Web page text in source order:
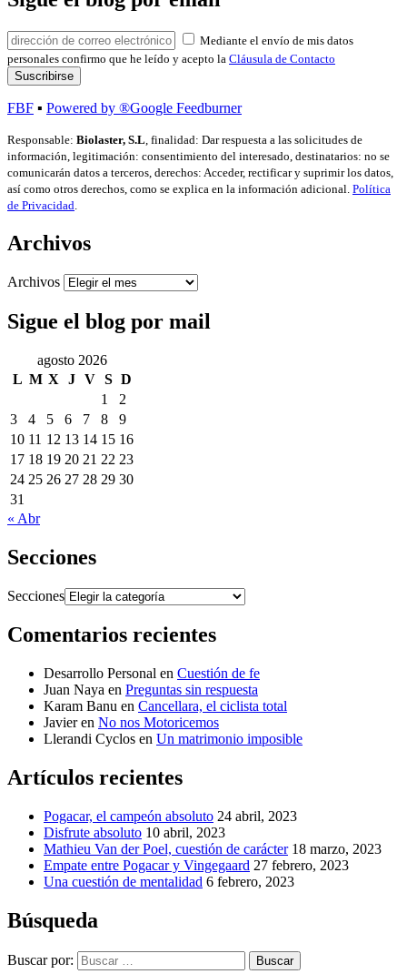
Mediante el envío de mis datos
personales confirmo que he leído y acepto la Cláusula de Contacto
FBF ▪ Powered by ®Google Feedburner
Responsable: Biolaster, S.L, finalidad: Dar respuesta a las solicitudes de
información, legitimación: consentimiento del interesado, destinatarios: no se
comunicarán datos a terceros, derechos: Acceder, rectificar y suprimir los datos,
así como otros derechos, como se explica en la información adicional. Política
de Privacidad.
Archivos
Archivos
Sigue el blog por mail
agosto 2026
L M X J V S D
1
2
3
4 5 6 7 8
9
10 11 12 13 14 15 16
17 18 19 20 21 22 23
24 25 26 27 28 29 30
31
« Abr
Secciones
Secciones
Comentarios recientes
Desarrollo Personal en Cuestión de fe
Juan Naya en Preguntas sin respuesta
Karam Banu en Cancellara, el ciclista total
Javieren No nos Motoricemos
Llerandi Cyclos en Un matrimonio imposible
Artículos recientes
Pogacar, el campeón absoluto 24 abril, 2023
Disfrute absoluto 10 abril, 2023
Mathieu Van der Poel, cuestión de carácter 18 marzo, 2023
Empate entre Pogacar y Vingegaard 27 febrero, 2023
Una cuestión de mentalidad 6 febrero, 2023
Búsqueda
Buscar por: Buscar